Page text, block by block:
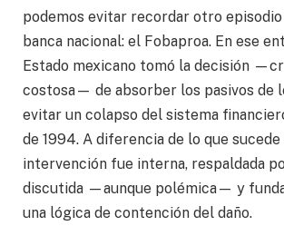
podemos evitar recordar otro episodio
banca nacional: el Fobaproa. En ese
Estado mexicano tomó la decisión
costosa— de absorber los pasivos de
evitar un colapso del sistema
de 1994. A diferencia de lo que sucede
intervención fue interna, respaldada
discutida —aunque polémica— y
una lógica de contención del daño.